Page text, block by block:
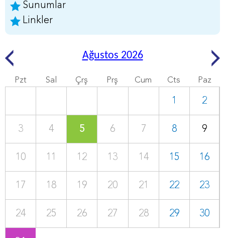
Sunumlar
Linkler
Ağustos 2026
Pzt Sal Çrş Prş Cum Cts Paz
1 2
3 4 5 6 7 8 9
10 11 12 13 14 15 16
17 18 19 20 21 22 23
24 25 26 27 28 29 30